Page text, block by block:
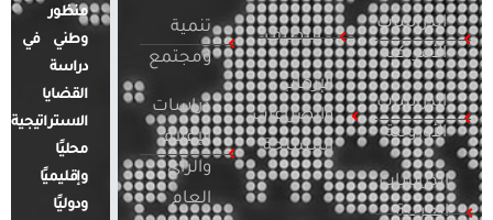
الدراسات
الأمريكية
الدراسات
الأوروبية
الدراسات
العربية
التطرف
الإرهاب
والصراعات
المسلحة
تنمية
ومجتمع
دراسات
الإعلام
والرأي
العام
منظور
وطني في
دراسة
القضايا
الاستراتيجية
محليًا
وإقليميًا
ودوليًا